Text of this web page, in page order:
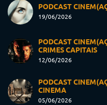
PODCAST
19/06/2026
PODCAST
CRIMES CAPITAIS
12/06/2026
PODCAST
CINEMA
05/06/2026